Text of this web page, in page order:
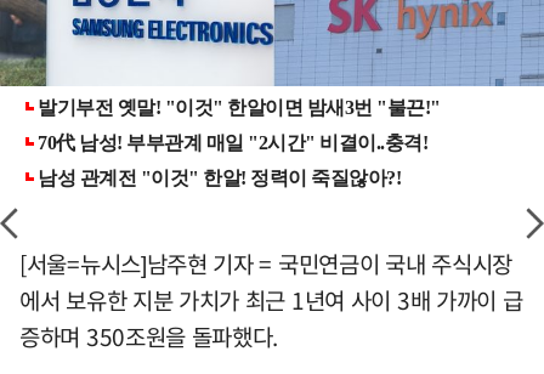
[서울=뉴시스]남주현 기자 = 국민연금이 국내 주식시장
에서 보유한 지분 가치가 최근 1년여 사이 3배 가까이 급
증하며 350조원을 돌파했다.